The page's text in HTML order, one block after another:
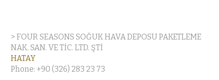
> FOUR SEASONS SOĞUK HAVA DEPOSU PAKETLEME
NAK. SAN. VE TİC. LTD. ŞTİ
HATAY
Phone: +90 (326) 283 23 73